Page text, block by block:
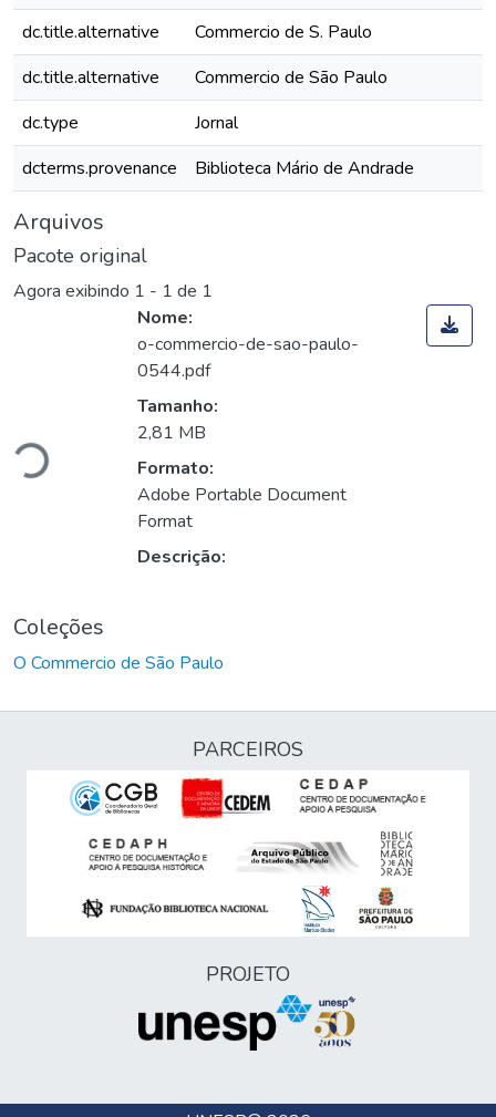
dc.title.alternative
Commercio de S. Paulo
dc.title.alternative
Commercio de São Paulo
dc.type
Jornal
dcterms.provenance
Biblioteca Mário de Andrade
Arquivos
Pacote original
Agora exibindo 1 - 1 de 1
Nome:
o-commercio-de-sao-paulo-
0544.pdf
Tamanho:
2,81 MB
Formato:
Adobe Portable Document
Format
Descrição:
Coleções
O Commercio de São Paulo
PARCEIROS
PROJETO